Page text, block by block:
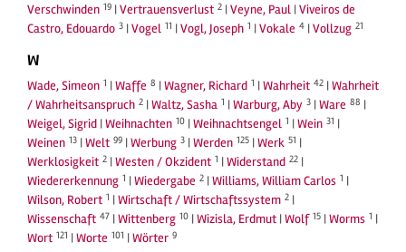
Verschwinden 19 |Vertrauensverlust 2 |Veyne, Paul |Viveiros de
Castro, Edouardo 3 |Vogel 11 |Vogl, Joseph 1 |Vokale 4 |Vollzug 21
W
Wade, Simeon 1 |Waffe 8 |Wagner, Richard 1 |Wahrheit 42 |Wahrheit
/ Wahrheitsanspruch 2 |Waltz, Sasha 1 |Warburg, Aby 3 |Ware 88 |
Weigel, Sigrid |Weihnachten 10 |Weihnachtsengel 1 |Wein 31 |
Weinen 13 |Welt 99 |Werbung 3 |Werden 125 |Werk 51 |
Werklosigkeit 2 |Westen / Okzident 1 |Widerstand 22 |
Wiedererkennung 1 |Wiedergabe 2 |Williams, William Carlos 1 |
Wilson, Robert 1 |Wirtschaft / Wirtschaftssystem 2 |
Wissenschaft 47 |Wittenberg 10 |Wizisla, Erdmut |Wolf 15 |Worms 1 |
Wort 121 |Worte 101 |Wörter 9